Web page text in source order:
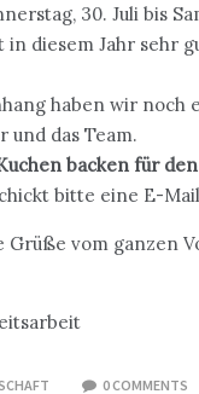
30. Juli bis
in diesem Jahr sehr
haben wir
und das Team.
backen für den
bitte eine E-
Grüße vom ganzen
0 COMMENTS